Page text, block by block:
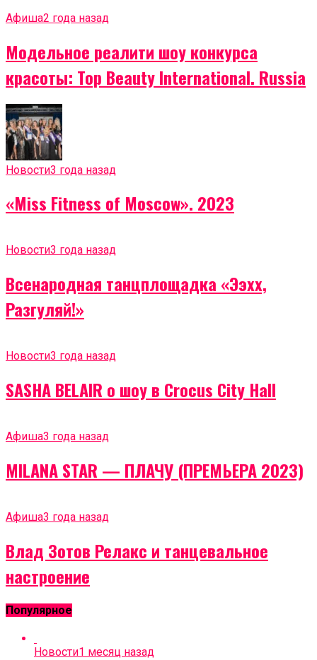
Афиша2 года назад
Модельное реалити шоу конкурса
красоты: Top Beauty International. Russia
Новости3 года назад
«Miss Fitness of Moscow». 2023
Новости3 года назад
Всенародная танцплощадка «Ээхх,
Разгуляй!»
Новости3 года назад
SASHA BELAIR о шоу в Crocus City Hall
Афиша3 года назад
MILANA STAR — ПЛАЧУ (ПРЕМЬЕРА 2023)
Афиша3 года назад
Влад Зотов Релакс и танцевальное
настроение
Популярное
Новости1 месяц назад